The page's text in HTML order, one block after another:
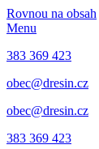
Rovnou na obsah
Menu
383 369 423
obec@dresin.cz
obec@dresin.cz
383 369 423